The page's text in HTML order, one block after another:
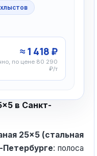
хлыстов
≈ 1 418 ₽
по цене 80 290
₽/т
в Санкт-
25×5 (стальная
: полоса